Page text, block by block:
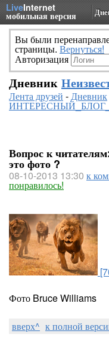
LiveInternet
мобильная версия
Вы были
страницы. Вернуться!
Авторизация
Дневник
Лента друзей -Дневник
Вопрос к
это фото ?
08-10-2013 13:30 к
понравилось!
Фото Bruce Williams
вверх^ к полной